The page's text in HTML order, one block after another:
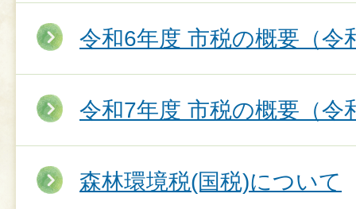
令和6年度 市税の概要（令
令和7年度 市税の概要（令
森林環境税(国税)について